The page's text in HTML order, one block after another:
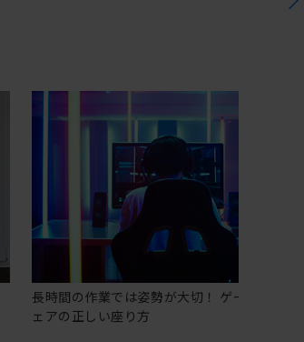
長時間の作業では姿勢が大切！ ゲーミングチ
ェアの正しい座り方